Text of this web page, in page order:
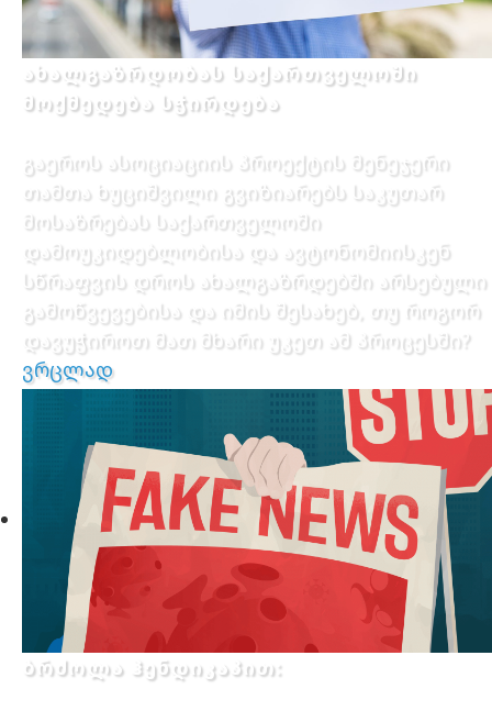
ახალგაზრდობას საქართველოში
მოქმედება სჭირდება
გაეროს ასოციაციის პროექტის მენეჯერი
თამთა ხუციშვილი გვიზიარებს საკუთარ
მოსაზრებას საქართველოში
დამოუკიდებლობისა და ავტონომიისკენ
სწრაფვის დროს ახალგაზრდებში არსებული
გამოწვევებისა და იმის შესახებ, თუ როგორ
დავუჭიროთ მათ მხარი უკეთ ამ პროცესში?
ვრცლად
ბრძოლა ჰენდიკაპით: